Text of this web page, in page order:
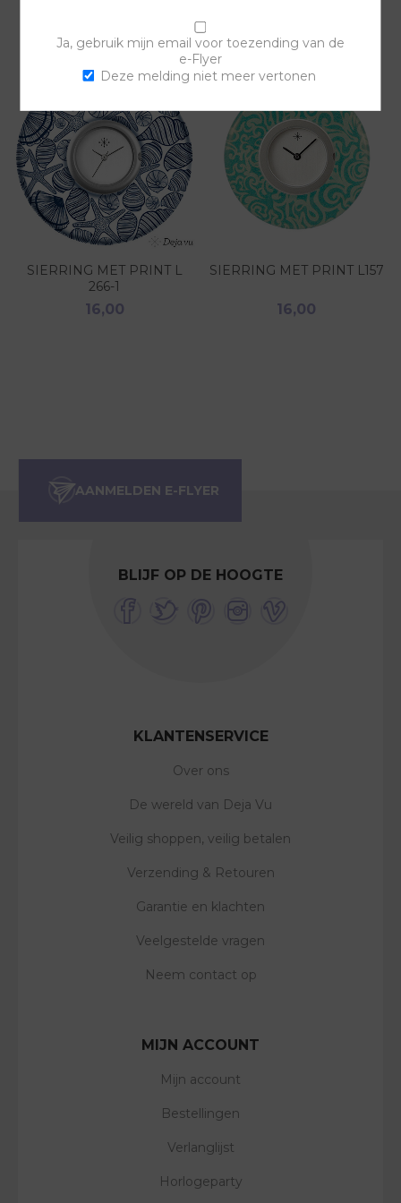
SIERRING MET PRINT L
266-1
16,00
SIERRING MET PRINT L157
16,00
BLIJF OP DE HOOGTE
KLANTENSERVICE
Over ons
De wereld van Deja Vu
Veilig shoppen, veilig betalen
Verzending & Retouren
Garantie en klachten
Veelgestelde vragen
Neem contact op
MIJN ACCOUNT
Mijn account
Bestellingen
Verlanglijst
Horlogeparty
Ja, gebruik mijn email voor toezending van de
e-Flyer
Deze melding niet meer vertonen